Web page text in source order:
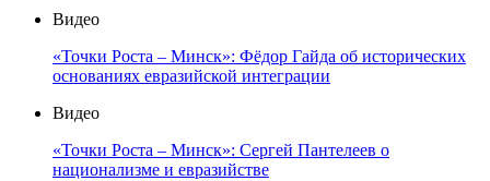
Видео
«Точки Роста – Минск»: Фёдор Гайда об исторических
основаниях евразийской интеграции
Видео
«Точки Роста – Минск»: Сергей Пантелеев о
национализме и евразийстве